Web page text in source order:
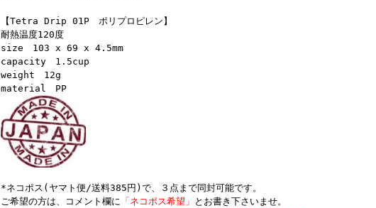
【Tetra Drip 01P ポリプロピレン】
耐熱温度120度
size 103 x 69 x 4.5mm
capacity 1.5cup
weight 12g
material PP
*ネコポス(ヤマト便/送料385円)で、３点まで同封可能です。
ご希望の方は、コメント欄に 「ネコポス希望」 とお書き下さいませ。